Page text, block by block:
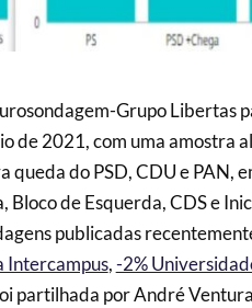
Grupo Libertas
de 2021, com uma amostra
queda do PSD, CDU e PAN,
Bloco de Esquerda, CDS e
publicadas
Intercampus,-2%
partilhada por André